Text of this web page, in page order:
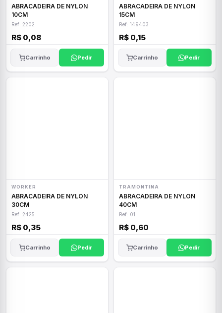
ABRACADEIRA DE NYLON
10CM
Ref: 2202
R$ 0,08
Carrinho Pedir
ABRACADEIRA DE NYLON
15CM
Ref: 149403
R$ 0,15
Carrinho Pedir
WORKER
ABRACADEIRA DE NYLON
30CM
Ref: 2425
R$ 0,35
Carrinho Pedir
TRAMONTINA
ABRACADEIRA DE NYLON
40CM
Ref: 01
R$ 0,60
Carrinho Pedir